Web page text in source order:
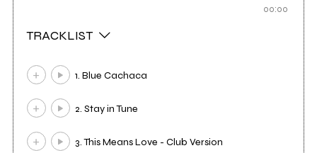
00:00
TRACKLIST
1. Blue Cachaca
2. Stay in Tune
3. This Means Love - Club Version